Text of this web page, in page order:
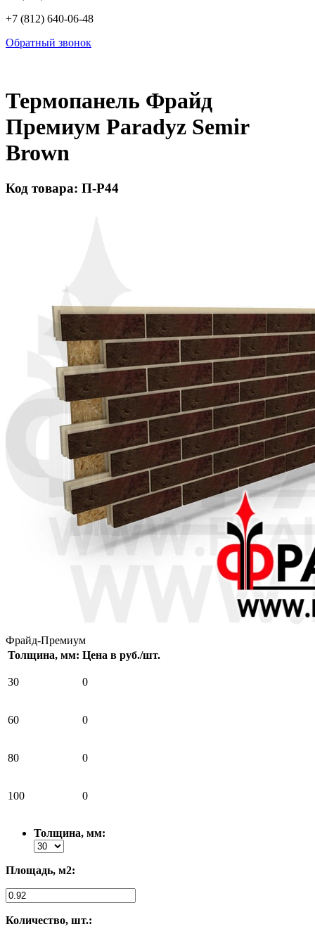
+7 (812) 640-06-48
Обратный звонок
Термопанель Фрайд
Премиум Paradyz Semir
Brown
Код товара: П-Р44
Фрайд-Премиум
Толщина, мм: Цена в руб./шт.
30 0
60 0
80 0
100 0
Толщина, мм:
Площадь, м2:
Количество, шт.: